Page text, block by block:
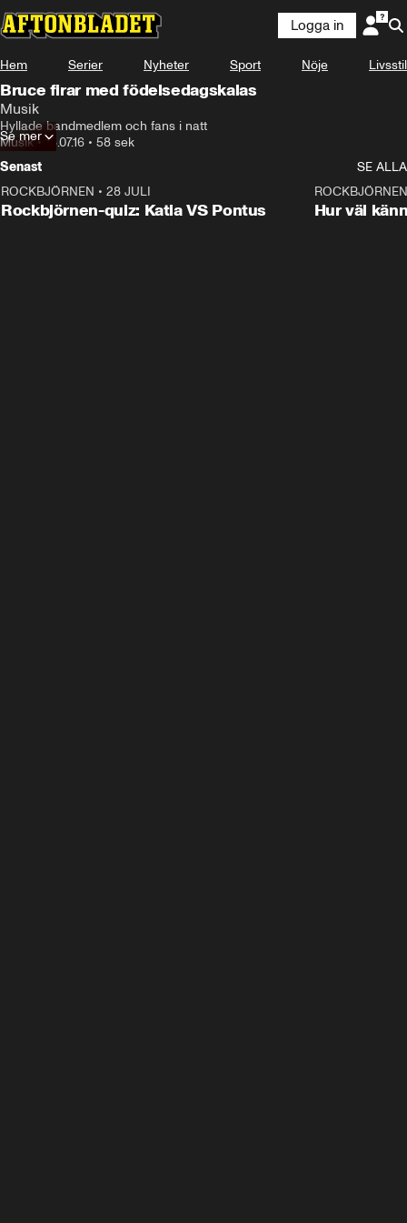
Logga in
Hem Serier Nyheter Sport Nöje Livsstil
Bruce firar med födelsedagskalas
Musik
Hyllade bandmedlem och fans i natt
Musik• 18.07.16 • 58 sek
Se mer
Senast
SE ALLA
ROCKBJÖRNEN • 28 JULI
Rockbjörnen-quiz: Katia VS Pontus
ROCKBJÖRNEN
Hur väl